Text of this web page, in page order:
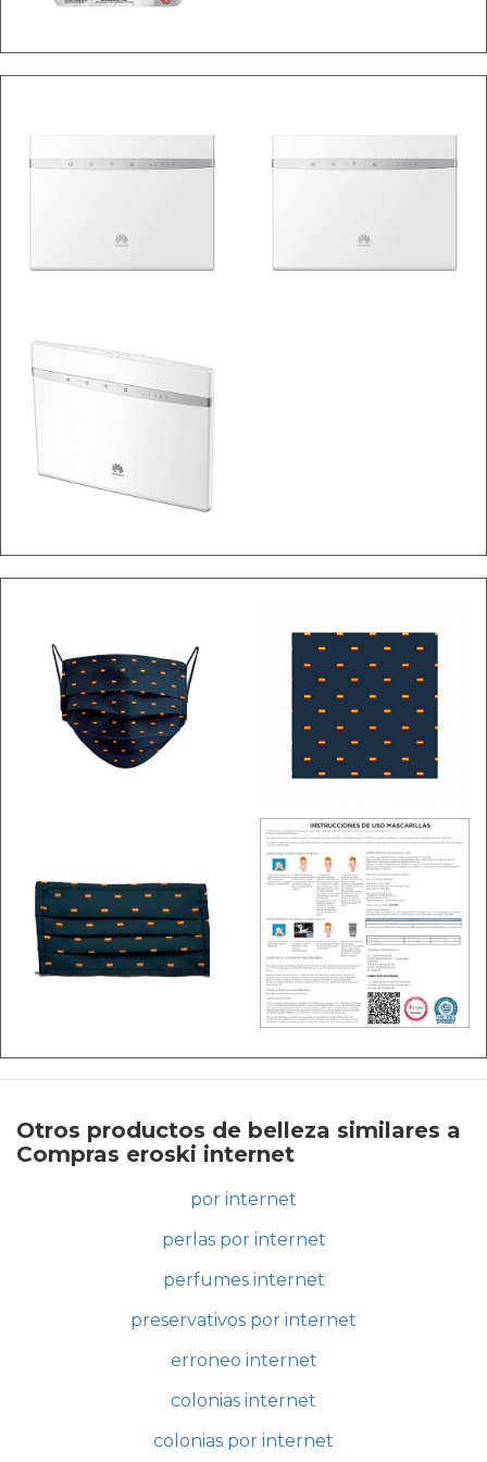
Otros productos de belleza similares a
Compras eroski internet
por internet
perlas por internet
perfumes internet
preservativos por internet
erroneo internet
colonias internet
colonias por internet